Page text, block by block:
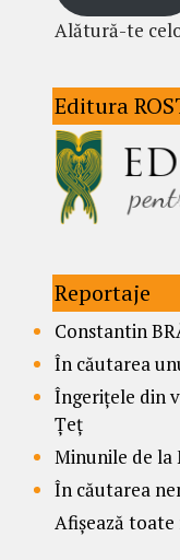
Alătură-te
Editura
Reportaje
Constantin
În căutarea
Îngerițele din
Țeț
Minunile de la
În căutarea
Afișează